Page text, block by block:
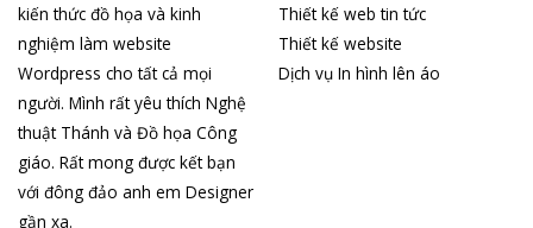
kiến thức đồ họa và kinh
nghiệm làm website
Wordpress cho tất cả mọi
người. Mình rất yêu thích Nghệ
thuật Thánh và Đồ họa Công
giáo. Rất mong được kết bạn
với đông đảo anh em Designer
gần xa.
Thiết kế web tin tức
Thiết kế website
Dịch vụ In hình lên áo